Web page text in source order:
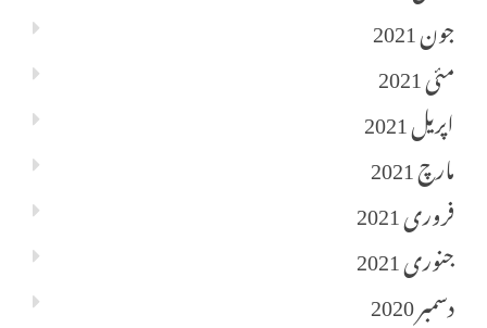
جون 2021
مئی 2021
اپریل 2021
مارچ 2021
فروری 2021
جنوری 2021
دسمبر 2020